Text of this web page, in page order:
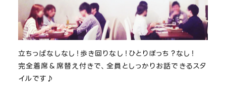
立ちっぱなしなし！歩き回りなし！ひとりぼっち？なし！
完全着席＆席替え付きで、全員としっかりお話できるスタ
イルです♪